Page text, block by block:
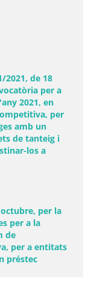
2021, de 18
per a
2021, en
per
amb un
de tanteig i
los a
per la
per a la
de
per a entitats
préstec
finestra nova)